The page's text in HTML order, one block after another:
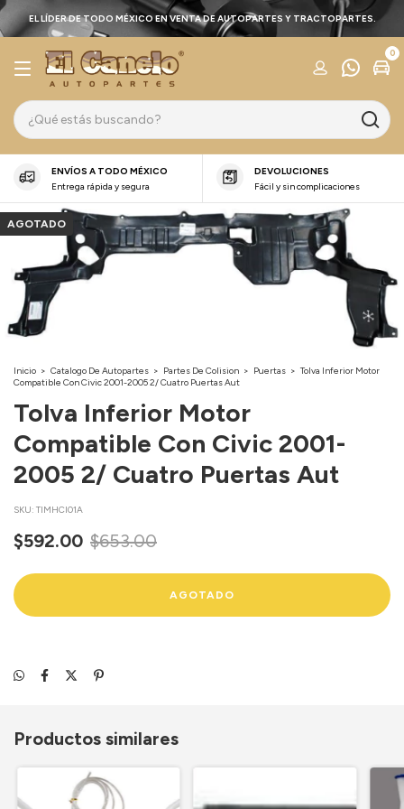
EL LÍDER DE TODO MÉXICO EN VENTA DE AUTOPARTES Y TRACTOPARTES.
0
ENVÍOS A TODO MÉXICO
Entrega rápida y segura
DEVOLUCIONES
Fácil y sin complicaciones
AGOTADO
Inicio > Catalogo De Autopartes > Partes De Colision > Puertas > Tolva Inferior Motor
Compatible Con Civic 2001-2005 2/ Cuatro Puertas Aut
Tolva Inferior Motor
Compatible Con Civic 2001-
2005 2/ Cuatro Puertas Aut
SKU: TIMHCI01A
$592.00 $653.00
Productos similares